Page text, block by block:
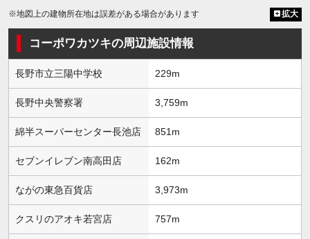
※地図上の建物所在地は誤差がある場合があります 拡大
コーポワカツキの周辺施設情報
長野市立三陽中学校 229m
長野中央警察署 3,759m
綿半スーパーセンター長池店 851m
セブンイレブン南高田店 162m
ながの東急百貨店 3,973m
クスリのアオキ若宮店 757m